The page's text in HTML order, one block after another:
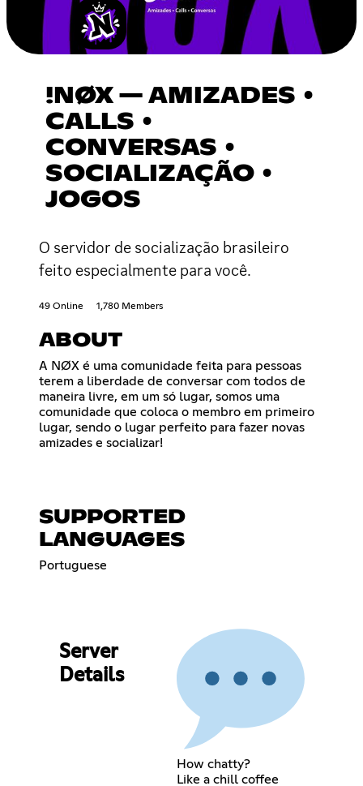
!NØX — AMIZADES •
CALLS •
CONVERSAS •
SOCIALIZAÇÃO •
JOGOS
O servidor de socialização brasileiro
feito especialmente para você.
49 Online 1,780 Members
ABOUT
A NØX é uma comunidade feita para pessoas
terem a liberdade de conversar com todos de
maneira livre, em um só lugar, somos uma
comunidade que coloca o membro em primeiro
lugar, sendo o lugar perfeito para fazer novas
amizades e socializar!
SUPPORTED
LANGUAGES
Portuguese
Server
Details
How chatty?
Like a chill coffee